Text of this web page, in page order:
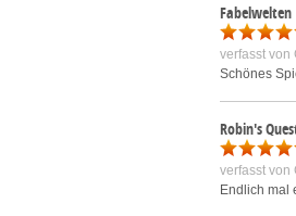
Fabelwelten
verfasst von
Schönes
Robin's
verfasst von
Endlich mal